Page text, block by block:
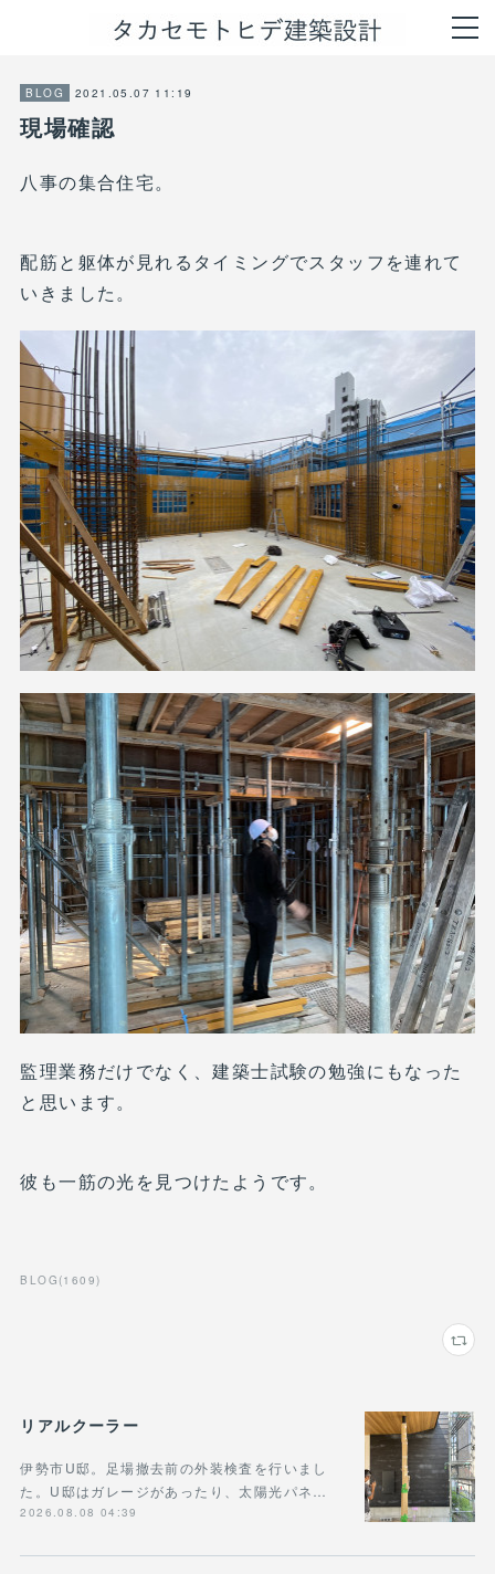
BLOG 2021.05.07 11:19
現場確認
八事の集合住宅。
配筋と躯体が見れるタイミングでスタッフを連れて
いきました。
監理業務だけでなく、建築士試験の勉強にもなった
と思います。
彼も一筋の光を見つけたようです。
BLOG (1609)
リアルクーラー
伊勢市U邸。足場撤去前の外装検査を行いまし
た。U邸はガレージがあったり、太陽光パネ…
2026.08.08 04:39